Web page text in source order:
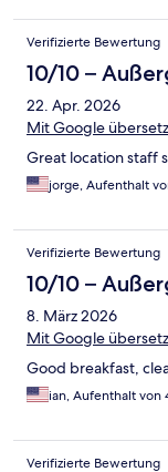
Verifizierte Bewertung
10/10 –
22. Apr. 2026
Mit Google
Great location staff
jorge, Aufenthalt
Verifizierte Bewertung
10/10 –
8. März 2026
Mit Google
Good breakfast,
ian, Aufenthalt von
Verifizierte Bewertung